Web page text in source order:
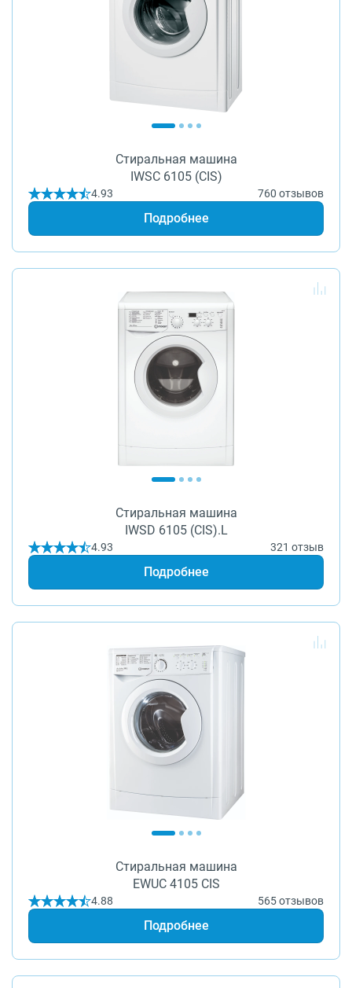
Стиральная машина
IWSC 6105 (CIS)
4.93 760 отзывов
Подробнее
Стиральная машина
IWSD 6105 (CIS).L
4.93 321 отзыв
Подробнее
Стиральная машина
EWUC 4105 CIS
4.88 565 отзывов
Подробнее